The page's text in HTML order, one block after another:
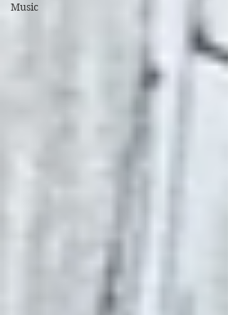
Music